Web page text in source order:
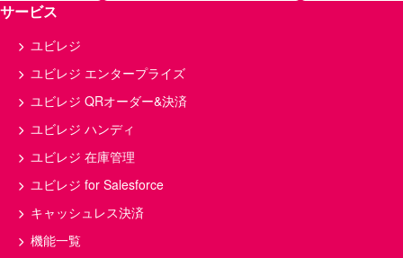
サービス
ユビレジ
ユビレジ エンタープライズ
ユビレジ QRオーダー&決済
ユビレジ ハンディ
ユビレジ 在庫管理
ユビレジ for Salesforce
キャッシュレス決済
機能一覧